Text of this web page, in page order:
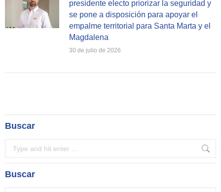
presidente electo priorizar la seguridad y
se pone a disposición para apoyar el
empalme territorial para Santa Marta y el
Magdalena
30 de julio de 2026
Buscar
Buscar